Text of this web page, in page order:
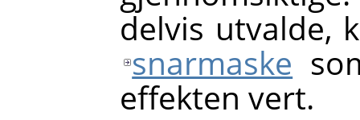
delvis utvalde,
snarmaske
effekten vert.